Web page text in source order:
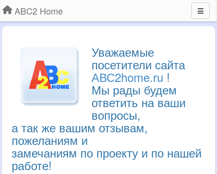
ABC2 Home
Уважаемые
посетители сайта
АВС2home.ru !
Мы рады будем
ответить на ваши
вопросы,
а так же вашим отзывам,
пожеланиям и
замечаниям по проекту и по нашей
работе!